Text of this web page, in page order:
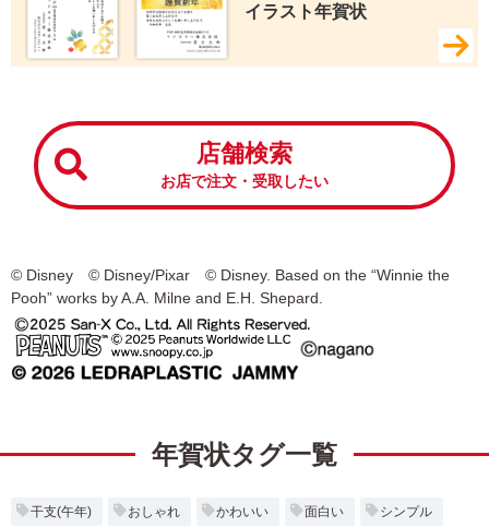
イラスト年賀状
店舗検索
お店で注文・受取したい
© Disney © Disney/Pixar © Disney. Based on the “Winnie the
Pooh” works by A.A. Milne and E.H. Shepard.
年賀状タグ一覧
干支(午年) おしゃれ かわいい 面白い シンプル